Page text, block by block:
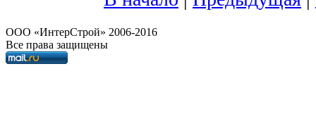
OOO «ИнтерСтрой» 2006-2016
Все права защищены